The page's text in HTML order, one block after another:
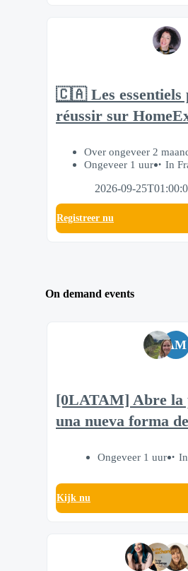
🇨🇦 Les essentiels
réussir sur
Over ongeveer 2
Ongeveer 1 uur
In
2026-09-
Registreer nu
On demand events
AM
[0LATAM] Abre la
una nueva forma
Ongeveer 1 uur
Kijk nu